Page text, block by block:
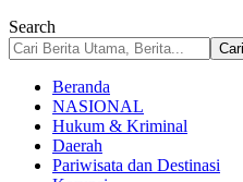
Search
Beranda
NASIONAL
Hukum & Kriminal
Daerah
Pariwisata dan Destinasi